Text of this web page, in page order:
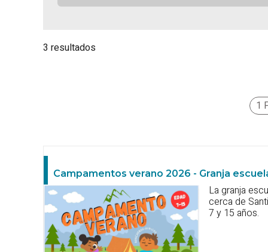
3 resultados
1
Campamentos verano 2026 - Granja
La granja
cerca de
7 y 15 años.